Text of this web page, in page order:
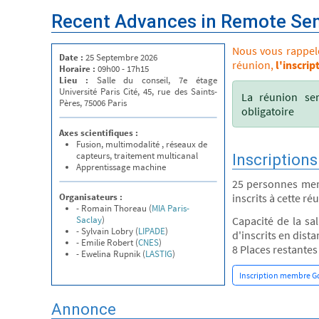
Recent Advances in Remote
Date : 25 Septembre 2026
Horaire : 09h00 - 17h15
Lieu : Salle du conseil, 7e étage
Université Paris Cité, 45, rue des Saints-
Pères, 75006 Paris
Axes scientifiques :
Fusion, multimodalité , réseaux de
capteurs, traitement multicanal
Apprentissage machine
Organisateurs :
- Romain Thoreau (MIA Paris-
Saclay)
- Sylvain Lobry (LIPADE)
- Emilie Robert (CNES)
- Ewelina Rupnik (LASTIG)
Nous vous
réunion,
La réunion
obligatoire
Inscriptions
25 personnes
inscrits à cette
Capacité de la
d'inscrits en
8 Places restantes
Inscription membre
Annonce